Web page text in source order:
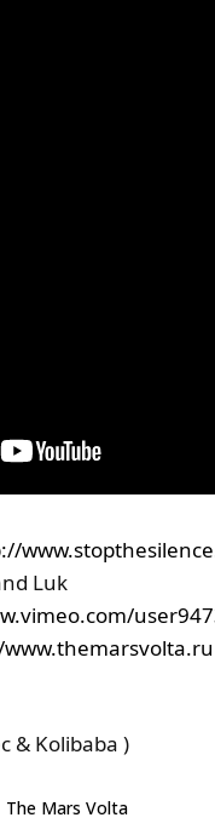
Luk
& Kolibaba )
The Mars Volta